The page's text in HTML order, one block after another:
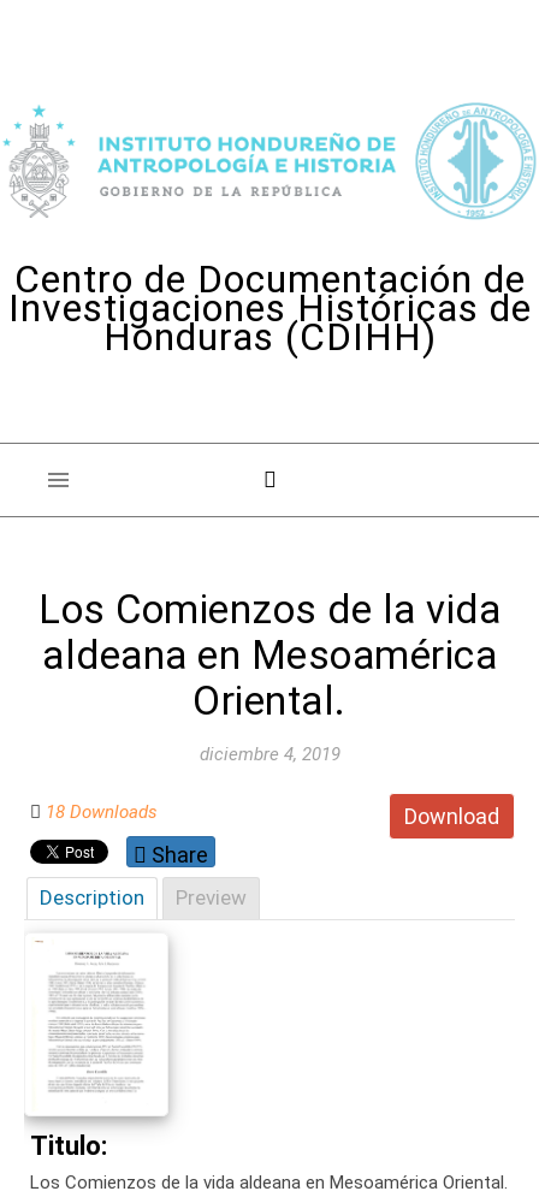
Centro de Documentación de
Investigaciones Históricas de
Honduras (CDIHH)
Los Comienzos de la vida
aldeana en Mesoamérica
Oriental.
diciembre 4, 2019
Download
18 Downloads
Share
Description Preview
Titulo:
Los Comienzos de la vida aldeana en Mesoamérica Oriental.